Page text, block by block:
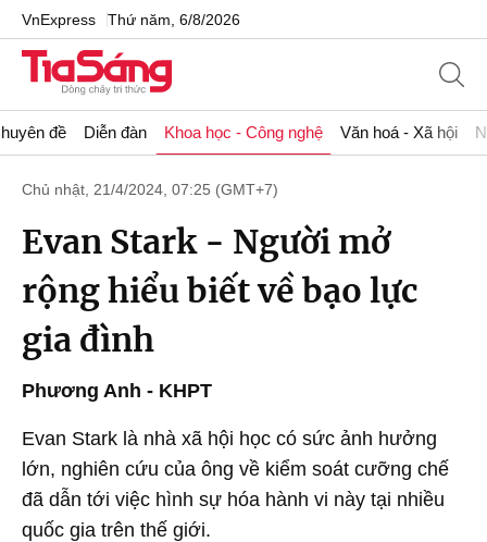
VnExpress Thứ năm, 6/8/2026
đề Diễn đàn Khoa học - Công nghệ Văn hoá - Xã hội
Chủ nhật, 21/4/2024, 07:25 (GMT+7)
Evan Stark - Người mở
rộng hiểu biết về bạo lực
gia đình
Phương Anh - KHPT
Evan Stark là nhà xã hội học có sức ảnh hưởng
lớn, nghiên cứu của ông về kiểm soát cưỡng chế
đã dẫn tới việc hình sự hóa hành vi này tại nhiều
quốc gia trên thế giới.